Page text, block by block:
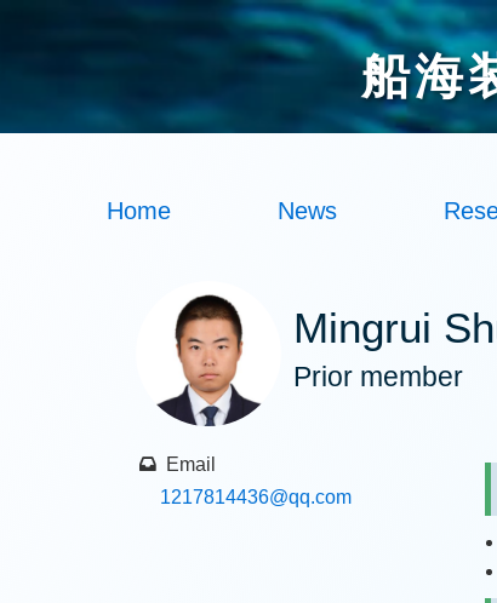
船海
Home News
Mingrui
Prior member
Email
1217814436@qq.com